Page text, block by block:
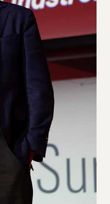
Autor bestseller
PERFIL
ESTADOS UNIDOS
NEW YORK